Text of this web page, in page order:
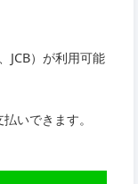
JCB）が利用可能
いできます。